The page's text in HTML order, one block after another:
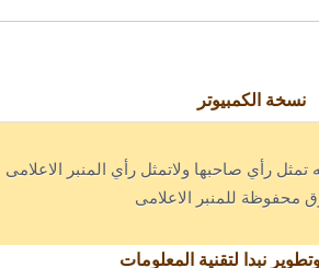
نسخة الكمبيوتر
رأي صاحبها ولاتمثل رأي المنبر الاعلامى
محفوظة للمنبر الاعلامى
نبدا لتقنية المعلومات